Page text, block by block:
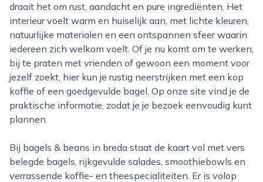
draait het om rust, aandacht en pure ingrediënten. Het
interieur voelt warm en huiselijk aan, met lichte kleuren,
natuurlijke materialen en een ontspannen sfeer waarin
iedereen zich welkom voelt. Of je nu komt om te werken,
bij te praten met vrienden of gewoon een moment voor
jezelf zoekt, hier kun je rustig neerstrijken met een kop
koffie of een goedgevulde bagel. Op onze site vind je de
praktische informatie, zodat je je bezoek eenvoudig kunt
plannen.
Bij bagels & beans in breda staat de kaart vol met vers
belegde bagels, rijkgevulde salades, smoothiebowls en
verrassende koffie- en theespecialiteiten. Er is volop